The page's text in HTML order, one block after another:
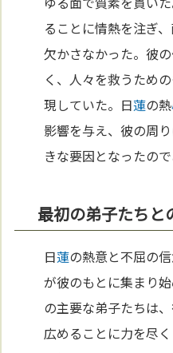
ることに情熱を注ぎ
欠かさなかった。彼
く、人々を救うため
現していた。日蓮の熱
影響を与え、彼の周
きな要因となったので
最初の弟子たちと
日蓮の熱意と不屈の
が彼のもとに集まり
の主要な弟子たちは
広めることに力を尽